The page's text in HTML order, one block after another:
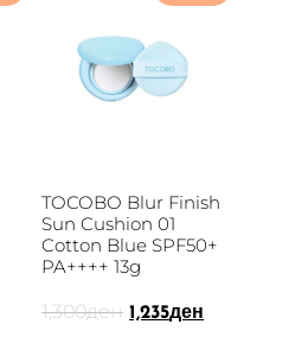
TOCOBO Blur Finish
Sun Cushion 01
Cotton Blue SPF50+
PA++++ 13g
1,300ден 1,235ден